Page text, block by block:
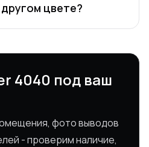
цвете?
4040 под ваш
фото выводов
- проверим наличие,